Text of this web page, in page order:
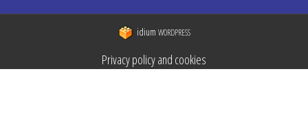
idium WORDPRESS
Privacy policy and cookies